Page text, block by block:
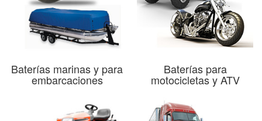
Baterías marinas y para
embarcaciones
Baterías para
motocicletas y ATV